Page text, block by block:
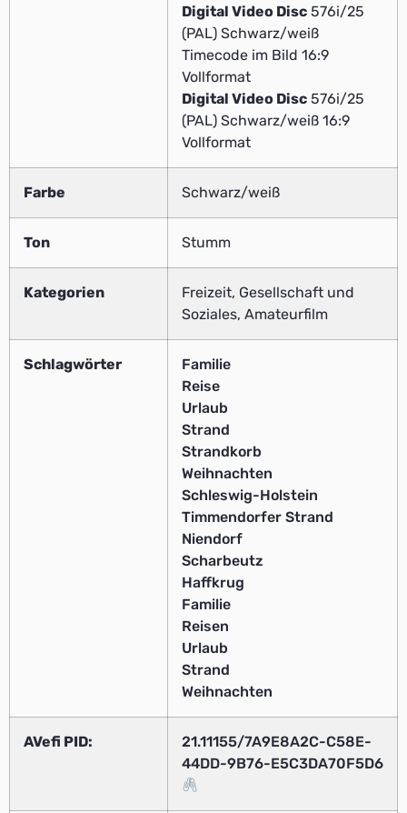
Digital Video Disc 576i/25
(PAL) Schwarz/weiß
Timecode im Bild 16:9
Vollformat
Digital Video Disc 576i/25
(PAL) Schwarz/weiß 16:9
Vollformat
Farbe Schwarz/weiß
Ton Stumm
Kategorien
Freizeit, Gesellschaft und
Soziales, Amateurfilm
Schlagwörter
Familie
Reise
Urlaub
Strand
Strandkorb
Weihnachten
Schleswig-Holstein
Timmendorfer Strand
Niendorf
Scharbeutz
Haffkrug
Familie
Reisen
Urlaub
Strand
Weihnachten
AVefi PID:
21.11155/7A9E8A2C-C58E-
44DD-9B76-E5C3DA70F5D6